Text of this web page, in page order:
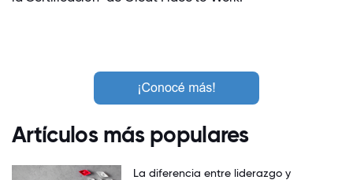
Artículos más populares
La diferencia entre liderazgo y